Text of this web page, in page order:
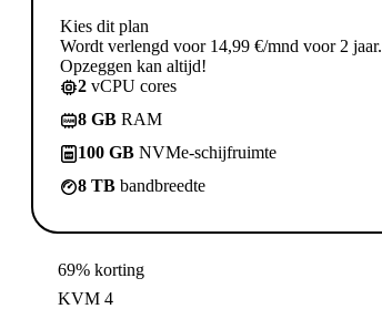
Kies dit plan
Wordt verlengd voor 14,99 €/mnd voor 2 jaar.
Opzeggen kan altijd!
2 vCPU cores
8 GB RAM
100 GB NVMe-schijfruimte
8 TB bandbreedte
69% korting
KVM 4